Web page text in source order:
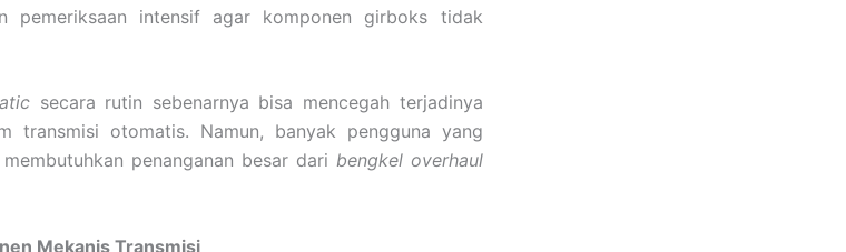
pemeriksaan intensif agar komponen girboks tidak
secara rutin sebenarnya bisa mencegah terjadinya
transmisi otomatis. Namun, banyak pengguna yang
penanganan besar dari bengkel overhaul
Mekanis Transmisi